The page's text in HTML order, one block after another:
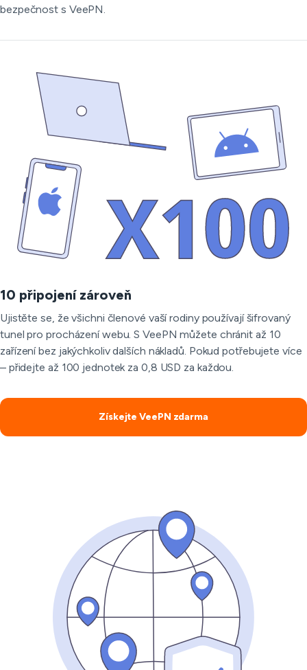
bezpečnost s VeePN.
10 připojení zároveň
Ujistěte se, že všichni členové vaší rodiny používají šifrovaný
tunel pro procházení webu. S VeePN můžete chránit až 10
zařízení bez jakýchkoliv dalších nákladů. Pokud potřebujete více
– přidejte až 100 jednotek za 0,8 USD za každou.
Získejte VeePN zdarma